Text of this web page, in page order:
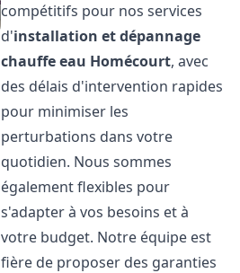
compétitifs pour nos services
d'installation et dépannage
chauffe eau Homécourt, avec
des délais d'intervention rapides
pour minimiser les
perturbations dans votre
quotidien. Nous sommes
également flexibles pour
s'adapter à vos besoins et à
votre budget. Notre équipe est
fière de proposer des garanties